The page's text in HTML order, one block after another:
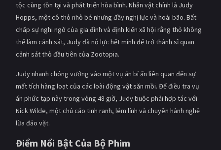
tộc cùng tồn tại và phát triển hòa bình. Nhân vật chính là Judy
Hopps, một cô thỏ nhỏ bé nhưng đầy nghị lực và hoài bão. Bất
chấp sự nghi ngờ của gia đình và định kiến xã hội rằng thỏ không
thể làm cảnh sát, Judy đã nỗ lực hết mình để trở thành sĩ quan
cảnh sát thỏ đầu tiên của Zootopia.
Judy nhanh chóng vướng vào một vụ án bí ẩn liên quan đến sự
mất tích hàng loạt của các loài động vật săn mồi. Để điều tra vụ
án phức tạp này trong vòng 48 giờ, Judy buộc phải hợp tác với
Nick Wilde, một chú cáo tinh ranh, lém lỉnh và chuyên hành nghề
lừa đảo vặt.
Điểm Nổi Bật Của Bộ Phim